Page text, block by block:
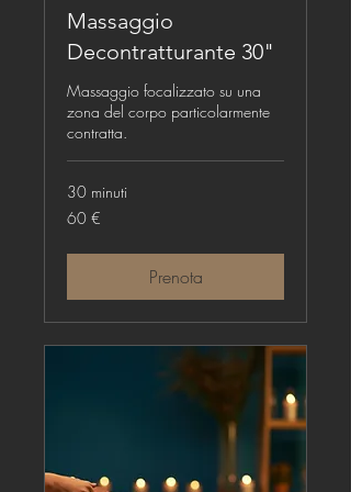
Massaggio
Decontratturante 30"
Massaggio focalizzato su una
zona del corpo particolarmente
contratta.
30 minuti
60
euro
60 €
Prenota